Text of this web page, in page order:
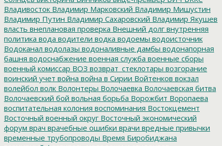
Владивосток Владимир Марковский Владимир Мишустин
Владимир Путин Владимир Сахаровский Владимир Якушев
власть внеплановая проверка Внешний долг внутренняя
политика вода водители водка водоемы водоисточник
Водоканал водолазы водоналивные дамбы водонапорная
башня водоснабжение военная служба военные сборы
военный комиссар ВОЗ возврат_стеклотары возгорание
воинский учет война война в Сирии Войтенков вокзал
волейбол волк Волонтеры Волочаевка Волочаевская битва
Волочаевский бой вольная борьба Ворожбит Воропаева
воспитательная колония воспоминания Востокцемент
Восточный военный округ Восточный экономический
форум врач врачебные ошибки врачи вредные привычки
временные трубопроводы Время Биробиджана